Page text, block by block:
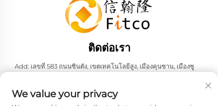
ติดต่อเรา
Add: เลขที่ 583 ถนนซินตัง, เขตเทคโนโลยีสูง, เมืองคุนซาน, เมืองซู
โทรศัพท์:+86-137 6186 0079
We value your privacy